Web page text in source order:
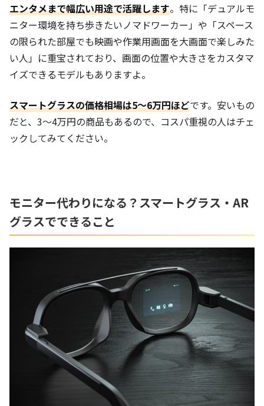
エンタメまで幅広い用途で活躍します。特に「デュアルモ
ニター環境を持ち歩きたいノマドワーカー」や「スペース
の限られた部屋でも映画や作業用画面を大画面で楽しみた
い人」に重宝されており、画面の位置や大きさをカスタマ
イズできるモデルもありますよ。
スマートグラスの価格相場は5～6万円ほどです。安いもの
だと、3～4万円の商品もあるので、コスパ重視の人はチェ
ックしてみてください。
モニター代わりになる？スマートグラス・AR
グラスでできること